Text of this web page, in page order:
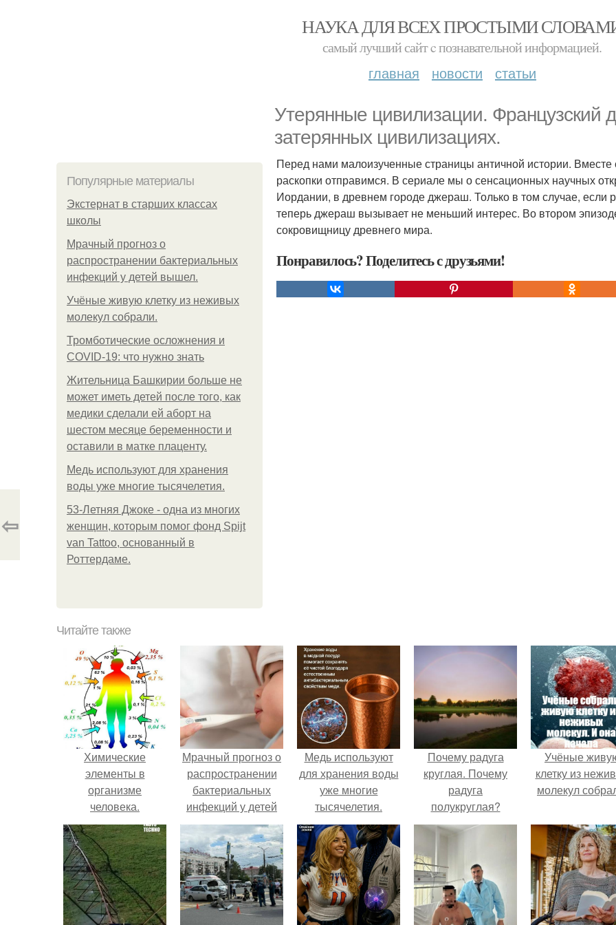
НАУКА ДЛЯ ВСЕХ ПРОСТЫМИ
самый лучший сайт c познавательной информацией.
главная новости статьи
Утерянные цивилизации. Французский
затерянных цивилизациях.
Популярные материалы
Экстернат в старших классах
школы
Мрачный прогноз о
распространении бактериальных
инфекций у детей вышел.
Учёные живую клетку из неживых
молекул собрали.
Тромботические осложнения и
COVID-19: что нужно знать
Жительница Башкирии больше не
может иметь детей после того, как
медики сделали ей аборт на
шестом месяце беременности и
оставили в матке плаценту.
Медь используют для хранения
воды уже многие тысячелетия.
53-Летняя Джоке - одна из многих
женщин, которым помог фонд Spijt
van Tattoo, основанный в
Роттердаме.
Перед нами малоизученные страницы античной истории.
раскопки отправимся. В сериале мы о сенсационных научных
Иордании, в древнем городе джераш. Только в том случае, если
теперь джераш вызывает не меньший интерес. Во втором
сокровищницу древнего мира.
Понравилось? Поделитесь с друзьями!
⇦
Читайте также
Химические
элементы в
организме
человека.
Мрачный прогноз о
распространении
бактериальных
инфекций у детей
вышел.
Медь используют
для хранения воды
уже многие
тысячелетия.
Почему радуга
круглая. Почему
радуга
полукруглая?
Учёные
клетку из
молекул